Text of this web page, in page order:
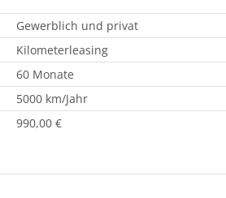
Gewerblich und privat
Kilometerleasing
60 Monate
5000 km/Jahr
990,00 €